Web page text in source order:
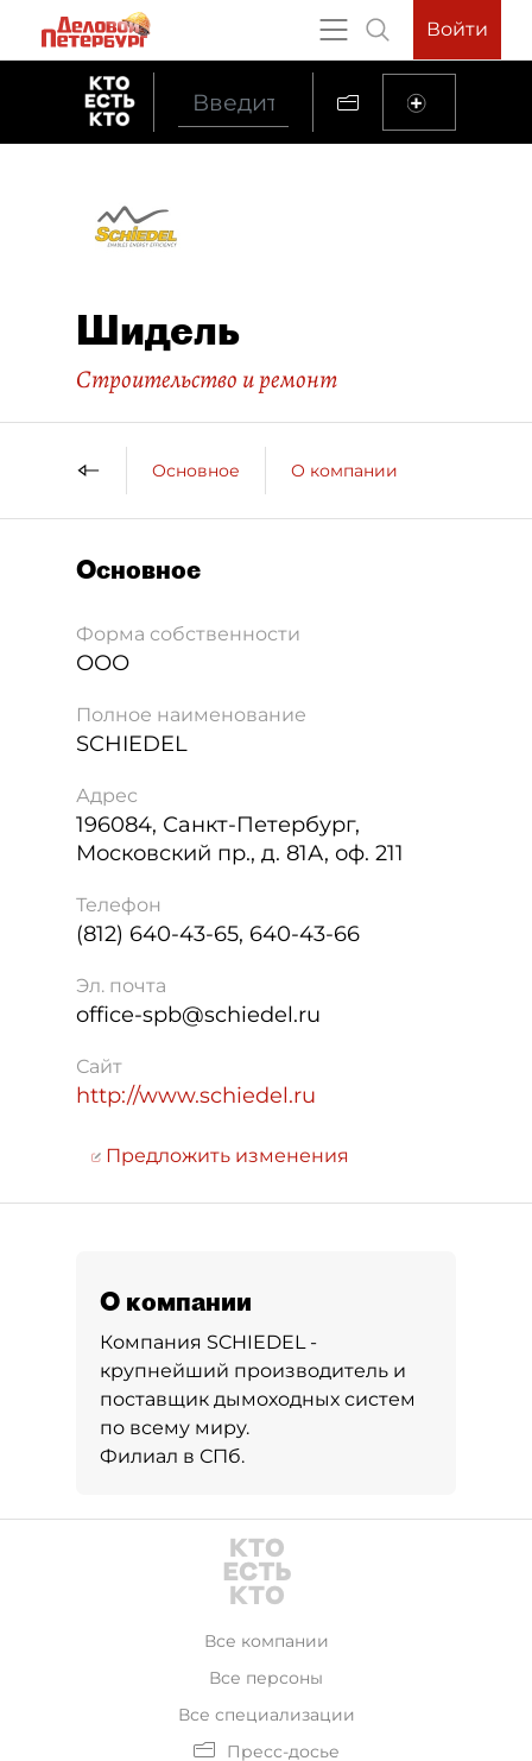
Войти
Шидель
Строительство и ремонт
Основное О компании
Основное
Форма собственности
ООО
Полное наименование
SCHIEDEL
Адрес
196084, Санкт-Петербург,
Московский пр., д. 81А, оф. 211
Телефон
(812) 640-43-65, 640-43-66
Эл. почта
office-spb@schiedel.ru
Сайт
http://www.schiedel.ru
Предложить изменения
О компании
Компания SCHIEDEL -
крупнейший производитель и
поставщик дымоходных систем
по всему миру.
Филиал в СПб.
Все компании
Все персоны
Все специализации
Пресс-досье